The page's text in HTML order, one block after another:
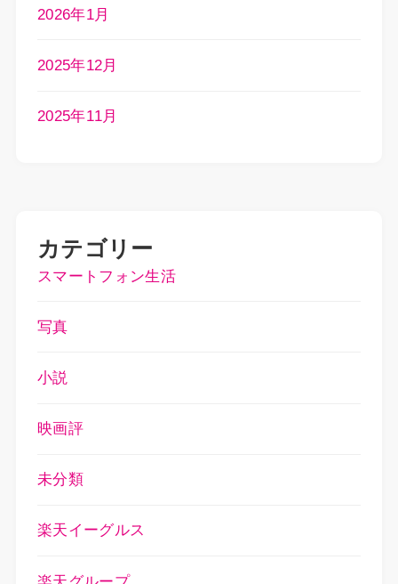
2026年1月
2025年12月
2025年11月
カテゴリー
スマートフォン生活
写真
小説
映画評
未分類
楽天イーグルス